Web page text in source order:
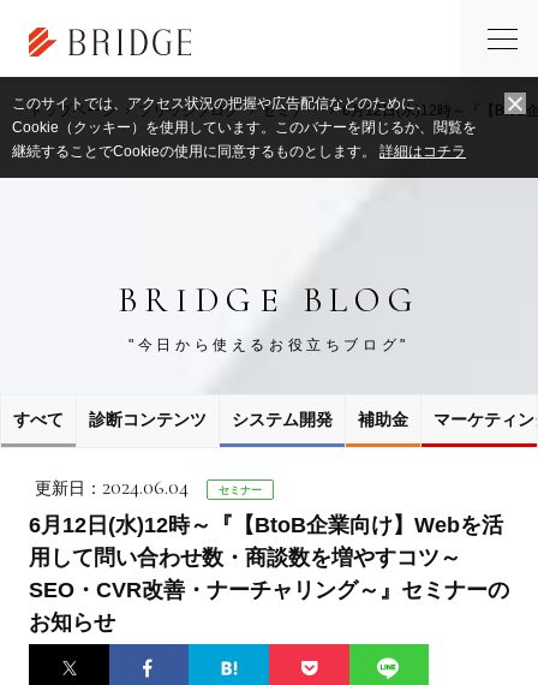
トップページ ブリッジブログ セミナー 6月12日(水)12時～『【BtoB
このサイトでは、アクセス状況の把握や広告配信などのために、
Cookie（クッキー）を使用しています。このバナーを閉じるか、閲覧を
継続することでCookieの使用に同意するものとします。 詳細はコチラ
BRIDGE BLOG
"今日から使えるお役立ちブログ"
すべて 診断コンテンツ システム開発 補助金 マーケティン
更新日： 2024.06.04 セミナー
6月12日(水)12時～『【BtoB企業向け】Webを活
用して問い合わせ数・商談数を増やすコツ～
SEO・CVR改善・ナーチャリング～』セミナーの
お知らせ